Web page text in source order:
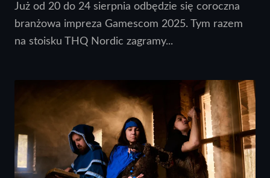
Już od 20 do 24 sierpnia odbędzie się coroczna
branżowa impreza Gamescom 2025. Tym razem
na stoisku THQ Nordic zagramy...